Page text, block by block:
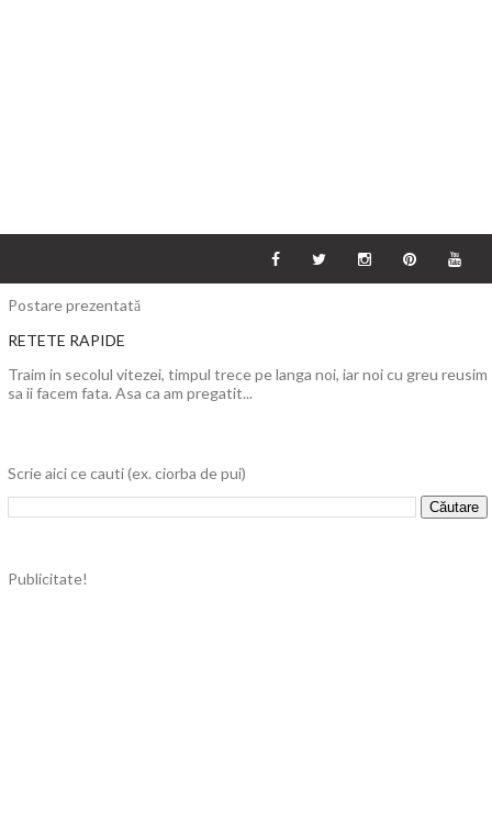
Postare prezentată
RETETE RAPIDE
Traim in secolul vitezei, timpul trece pe langa noi, iar noi cu greu reusim
sa ii facem fata. Asa ca am pregatit...
Scrie aici ce cauti (ex. ciorba de pui)
Publicitate!